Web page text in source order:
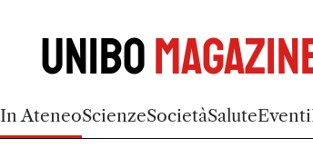
Unibo
In AteneoScienzeSocietàSaluteEventi